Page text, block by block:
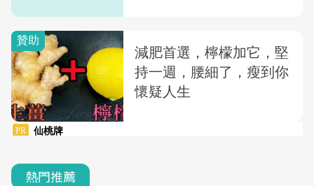
熱門推薦